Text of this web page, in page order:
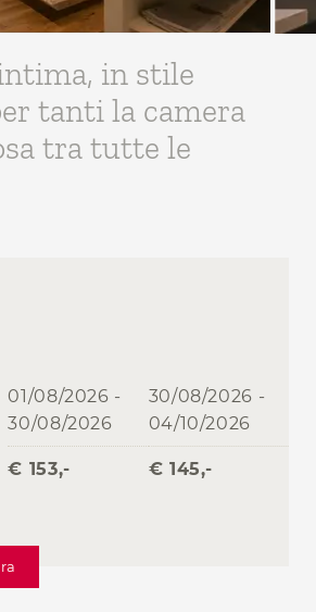
in stile
tanti la camera
tra tutte le
01/08/2026 -
30/08/2026
30/08/2026 -
04/10/2026
€ 153,- € 145,-